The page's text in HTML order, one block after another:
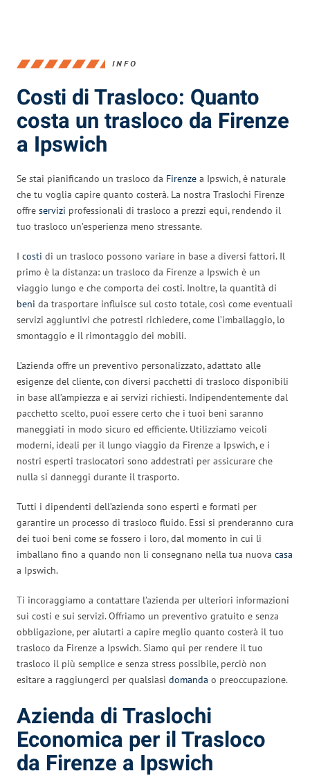
INFO
Costi di Trasloco: Quanto
costa un trasloco da Firenze
a Ipswich
Se stai pianificando un trasloco da Firenze a Ipswich, è naturale
che tu voglia capire quanto costerà. La nostra Traslochi Firenze
offre servizi professionali di trasloco a prezzi equi, rendendo il
tuo trasloco un’esperienza meno stressante.
I costi di un trasloco possono variare in base a diversi fattori. Il
primo è la distanza: un trasloco da Firenze a Ipswich è un
viaggio lungo e che comporta dei costi. Inoltre, la quantità di
beni da trasportare influisce sul costo totale, così come eventuali
servizi aggiuntivi che potresti richiedere, come l’imballaggio, lo
smontaggio e il rimontaggio dei mobili.
L’azienda offre un preventivo personalizzato, adattato alle
esigenze del cliente, con diversi pacchetti di trasloco disponibili
in base all’ampiezza e ai servizi richiesti. Indipendentemente dal
pacchetto scelto, puoi essere certo che i tuoi beni saranno
maneggiati in modo sicuro ed efficiente. Utilizziamo veicoli
moderni, ideali per il lungo viaggio da Firenze a Ipswich, e i
nostri esperti traslocatori sono addestrati per assicurare che
nulla si danneggi durante il trasporto.
Tutti i dipendenti dell’azienda sono esperti e formati per
garantire un processo di trasloco fluido. Essi si prenderanno cura
dei tuoi beni come se fossero i loro, dal momento in cui li
imballano fino a quando non li consegnano nella tua nuova casa
a Ipswich.
Ti incoraggiamo a contattare l’azienda per ulteriori informazioni
sui costi e sui servizi. Offriamo un preventivo gratuito e senza
obbligazione, per aiutarti a capire meglio quanto costerà il tuo
trasloco da Firenze a Ipswich. Siamo qui per rendere il tuo
trasloco il più semplice e senza stress possibile, perciò non
esitare a raggiungerci per qualsiasi domanda o preoccupazione.
Azienda di Traslochi
Economica per il Trasloco
da Firenze a Ipswich